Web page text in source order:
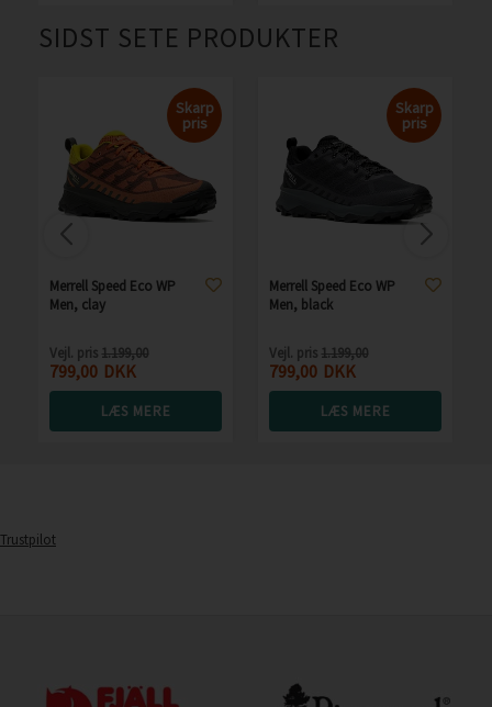
SIDST SETE PRODUKTER
Skarp
pris
Merrell Speed Eco WP
Men, clay
Vejl. pris 1.199,00
799,00 DKK
LÆS MERE
Skarp
pris
Merrell Speed Eco WP
Men, black
Vejl. pris 1.199,00
799,00 DKK
LÆS MERE
Trustpilot